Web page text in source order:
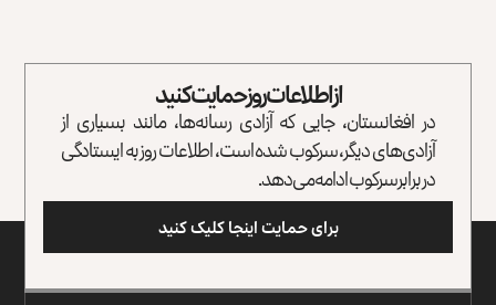
از اطلاعات روز حمایت کنید
در افغانستان، جایی که آزادی رسانه‌ها، مانند بسیاری از
آزادی‌های دیگر، سرکوب شده است، اطلاعات روز به ایستادگی
در برابر سرکوب ادامه می‌دهد.
برای حمایت اینجا کلیک کنید